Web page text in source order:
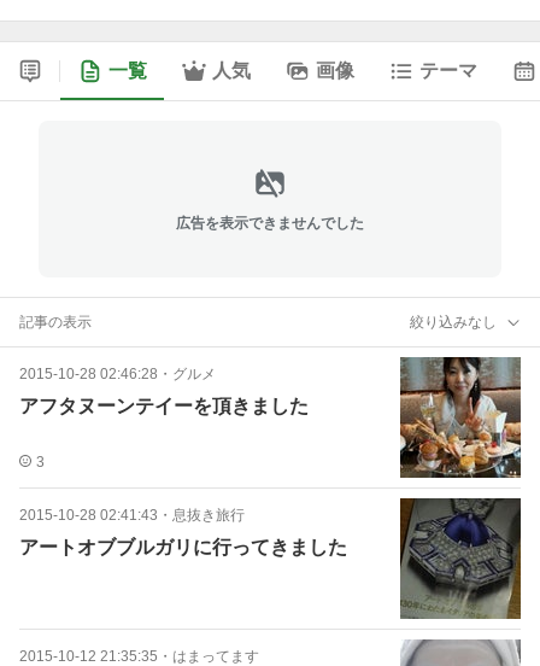
一覧 人気 画像 テーマ
広告を表示できませんでした
記事の表示 絞り込みなし
2015-10-28 02:46:28 ・ グルメ
アフタヌーンテイーを頂きました
3
2015-10-28 02:41:43 ・ 息抜き旅行
アートオブブルガリに行ってきました
2015-10-12 21:35:35 ・ はまってます